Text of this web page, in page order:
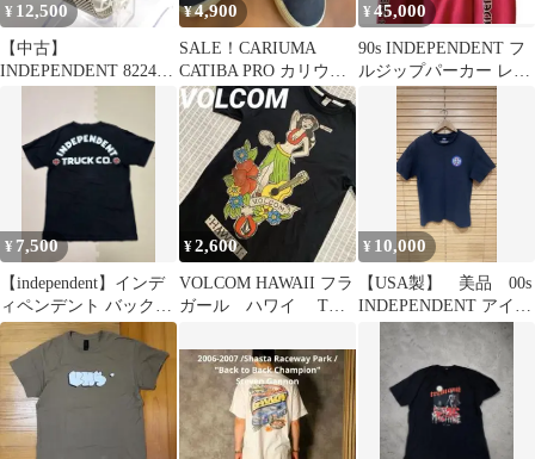
¥ 12,500
【中古】
INDEPENDENT 8224
¥4,900
SALE！CARIUMA
CATIBA PRO カリウ
マ 美品
¥ 45,000
90s INDEPENDENT フ
ルジップパーカー レッ
ド アイアンクロス
¥ 7,500
【independent】インデ
ィペンデント バックプ
リント Tシャツ ブラッ
ク
¥2,600
VOLCOM HAWAII フラ
ガール ハワイ Tシ
¥ 10,000
【USA製】 美品 00s
INDEPENDENT アイア
ンクロス T L